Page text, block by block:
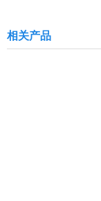
相关产品